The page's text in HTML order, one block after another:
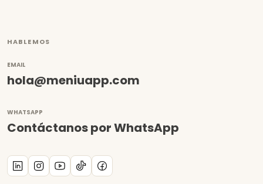
HABLEMOS
EMAIL
hola@meniuapp.com
WHATSAPP
Contáctanos por WhatsApp